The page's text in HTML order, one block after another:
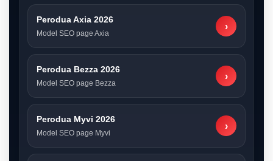
Perodua Axia 2026
Model SEO page Axia
›
Perodua Bezza 2026
Model SEO page Bezza
›
Perodua Myvi 2026
Model SEO page Myvi
›